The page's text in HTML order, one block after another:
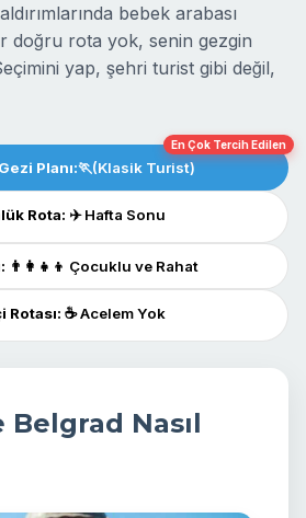
bebek arabası
doğru rota yok, senin gezgin
yap, şehri turist gibi değil,
Planı:🏃(Klasik Turist)
En Çok Tercih Edilen
Rota: ✈️ Hafta Sonu
👨‍👩‍👧‍👦 Çocuklu ve Rahat
Rotası: ☕️ Acelem Yok
Belgrad Nasıl